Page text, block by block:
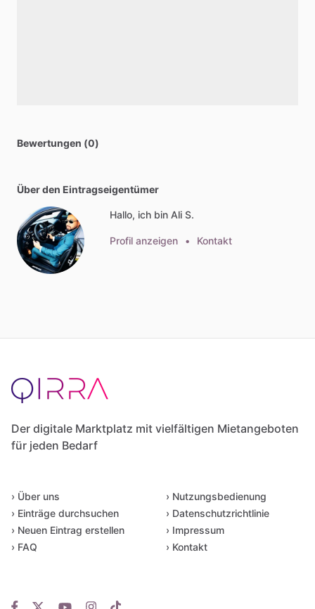
Bewertungen (0)
Über den Eintragseigentümer
Hallo, ich bin Ali S.
Profil anzeigen • Kontakt
Der digitale Marktplatz mit vielfältigen Mietangeboten
für jeden Bedarf
› Über uns
› Einträge durchsuchen
› Neuen Eintrag erstellen
› FAQ
› Nutzungsbedienung
› Datenschutzrichtlinie
› Impressum
› Kontakt